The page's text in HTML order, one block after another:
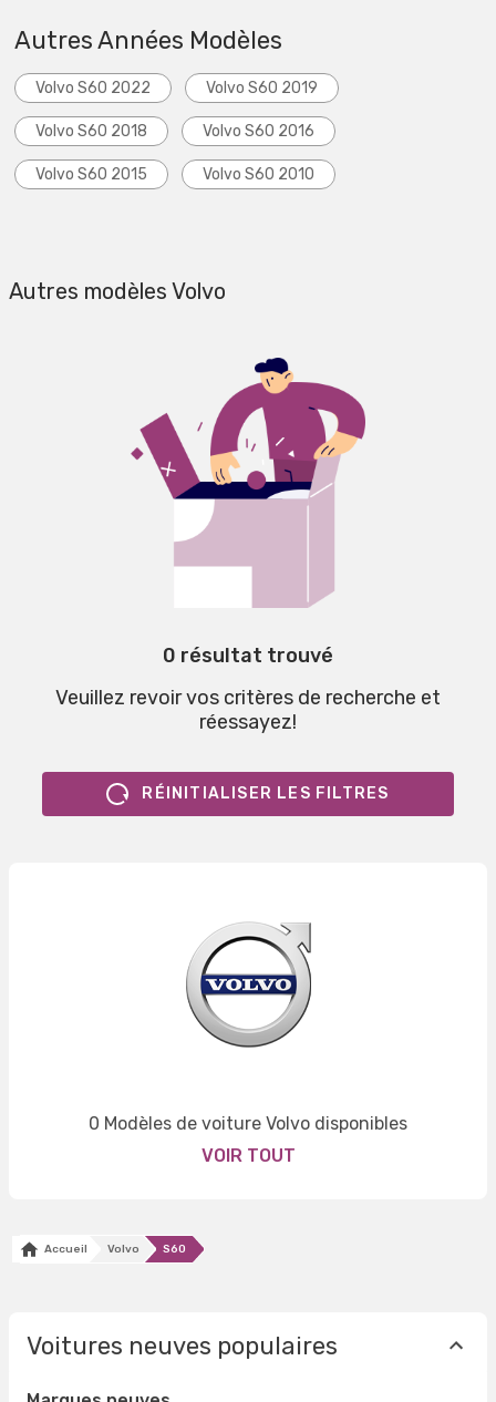
Autres Années Modèles
Volvo S60 2022 Volvo S60 2019
Volvo S60 2018 Volvo S60 2016
Volvo S60 2015 Volvo S60 2010
Autres modèles Volvo
0 résultat trouvé
Veuillez revoir vos critères de recherche et
réessayez!
RÉINITIALISER LES FILTRES
0 Modèles de voiture Volvo disponibles
VOIR TOUT
Accueil Volvo S60
Voitures neuves populaires